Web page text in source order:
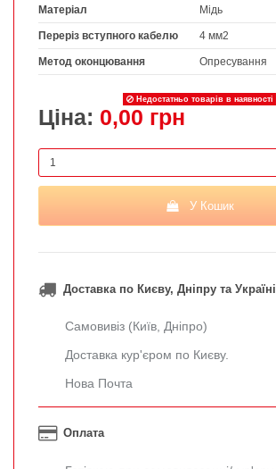
Матеріал Мідь
Переріз вступного кабелю 4 мм2
Метод оконцювання Опресування
Недостатньо товарів в наявності
Ціна: 0,00 грн
У Кошик
Доставка по Києву, Дніпру та Україні
Самовивіз (Київ, Дніпро)
Доставка кур'єром по Києву.
Нова Почта
Оплата